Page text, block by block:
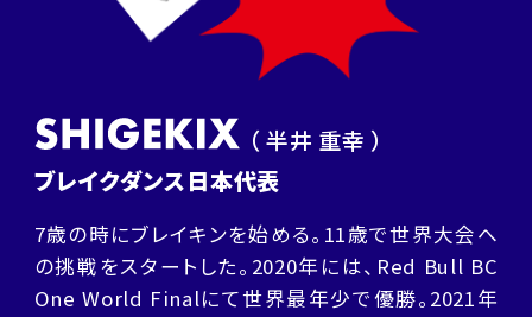
（ 半井 重幸 ）
ブレイクダンス日本代表
7歳の時にブレイキンを始める。11歳で世界大会へ
の挑戦をスタートした。2020年には、Red Bull BC
One World Finalにて世界最年少で優勝。2021年